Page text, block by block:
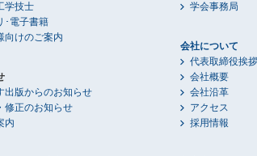
学技士
･電子書籍
向けのご案内
出版からのお知らせ
修正のお知らせ
内
学会事務局
会社について
代表取締役挨拶
会社概要
会社沿革
アクセス
採用情報